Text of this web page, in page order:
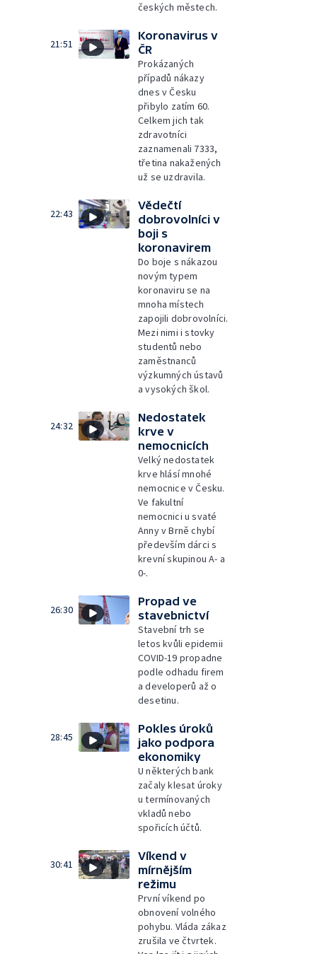
českých městech.
21:51
Koronavirus v
ČR
Prokázaných
případů nákazy
dnes v Česku
přibylo zatím 60.
Celkem jich tak
zdravotníci
zaznamenali 7333,
třetina nakažených
už se uzdravila.
22:43
Vědečtí
dobrovolníci v
boji s
koronavirem
Do boje s nákazou
novým typem
koronaviru se na
mnoha místech
zapojili dobrovolníci.
Mezi nimi i stovky
studentů nebo
zaměstnanců
výzkumných ústavů
a vysokých škol.
24:32
Nedostatek
krve v
nemocnicích
Velký nedostatek
krve hlásí mnohé
nemocnice v Česku.
Ve fakultní
nemocnici u svaté
Anny v Brně chybí
především dárci s
krevní skupinou A- a
0-.
26:30
Propad ve
stavebnictví
Stavební trh se
letos kvůli epidemii
COVID-19 propadne
podle odhadu firem
a developerů až o
desetinu.
28:45
Pokles úroků
jako podpora
ekonomiky
U některých bank
začaly klesat úroky
u termínovaných
vkladů nebo
spořicích účtů.
30:41
Víkend v
mírnějším
režimu
První víkend po
obnovení volného
pohybu. Vláda zákaz
zrušila ve čtvrtek.